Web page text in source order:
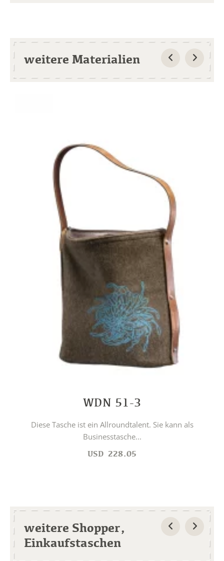
weitere Materialien
WDN 51-3
Diese Tasche ist ein Allroundtalent. Sie kann als
Businesstasche...
USD 228.05
weitere Shopper,
Einkaufstaschen